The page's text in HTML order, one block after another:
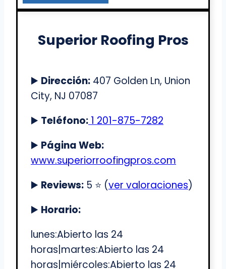
Superior Roofing Pros
▶️ Dirección: 407 Golden Ln, Union
City, NJ 07087
▶️ Teléfono: 1 201-875-7282
▶️ Página Web:
www.superiorroofingpros.com
▶️ Reviews: 5 ⭐️ (ver valoraciones)
▶️ Horario:
lunes:Abierto las 24
horas|martes:Abierto las 24
horas|miércoles:Abierto las 24